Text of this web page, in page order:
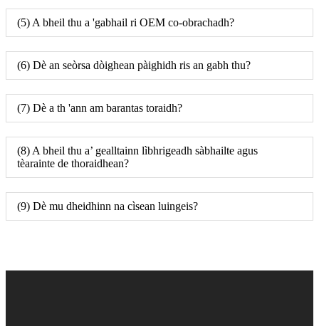
(5) A bheil thu a 'gabhail ri OEM co-obrachadh?
(6) Dè an seòrsa dòighean pàighidh ris an gabh thu?
(7) Dè a th 'ann am barantas toraidh?
(8) A bheil thu a’ gealltainn lìbhrigeadh sàbhailte agus
tèarainte de thoraidhean?
(9) Dè mu dheidhinn na cìsean luingeis?